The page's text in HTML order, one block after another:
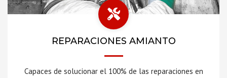
REPARACIONES AMIANTO
Capaces de solucionar el 100% de las reparaciones en